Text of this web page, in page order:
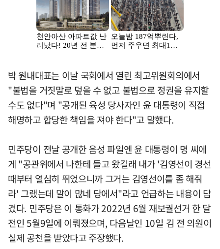
박 원내대표는 이날 국회에서 열린 최고위원회의에서
"불법을 거짓말로 덮을 수 없고 불법으로 정권을 유지할
수도 없다"며 "공개된 육성 당사자인 윤 대통령이 직접
해명하고 합당한 책임을 져야 한다"고 말했다.
민주당이 전날 공개한 음성 파일엔 윤 대통령이 명 씨에
게 "공관위에서 나한테 들고 왔길래 내가 '김영선이 경선
때부터 열심히 뛰었으니까 그거는 김영선이를 좀 해줘
라' 그랬는데 말이 많네 당에서"라고 언급하는 내용이 담
겼다. 민주당은 이 통화가 2022년 6월 재보궐선거 한 달
전인 5월9일에 이뤄졌으며, 다음날인 10일 김 전 의원이
실제 공천을 받았다고 주장했다.